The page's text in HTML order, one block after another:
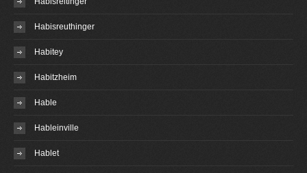
Habisreuthinger
Habitey
Habitzheim
Hable
Hableinville
Hablet